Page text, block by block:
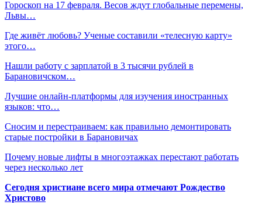
Гороскоп на 17 февраля. Весов ждут глобальные перемены,
Львы…
Где живёт любовь? Ученые составили «телесную карту»
этого…
Нашли работу с зарплатой в 3 тысячи рублей в
Барановичском…
Лучшие онлайн-платформы для изучения иностранных
языков: что…
Сносим и перестраиваем: как правильно демонтировать
старые постройки в Барановичах
Почему новые лифты в многоэтажках перестают работать
через несколько лет
Сегодня христиане всего мира отмечают Рождество
Христово